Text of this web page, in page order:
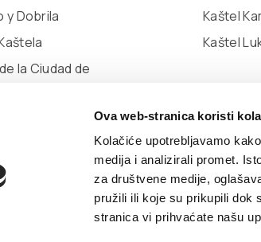
Ova web-stranica koristi
Kolačiće upotrebljavamo
medija i analizirali promet.
za društvene medije,
pružili ili koje su prikupili dok
stranica vi prihvaćate našu
y Dobrila
la Ciudad de
Kaštel
Kaštel
2022 Declaración de Accesibilidad